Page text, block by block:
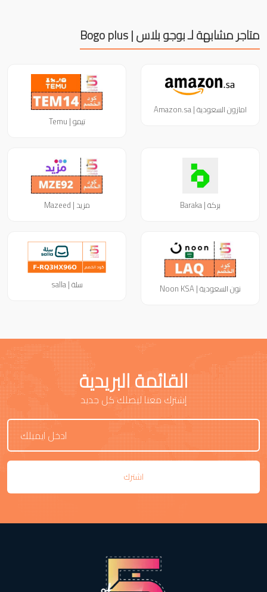
متاجر مشابهة لـ بوجو بلاس | Bogo plus
امازون السعودية | Amazon.sa
تيمو | Temu
بركة | Baraka مزيد | Mazeed
نون السعودية | Noon KSA سلة | salla
القائمة البريدية
إشترك معنا ليصلك كل جديد
اشترك